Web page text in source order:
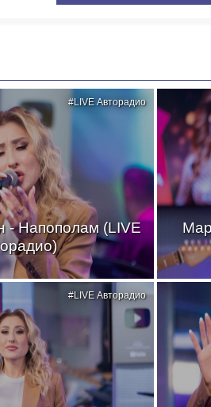
- Напополам (LIVE
#LIVE Авторадио
#LIVE Авторадио